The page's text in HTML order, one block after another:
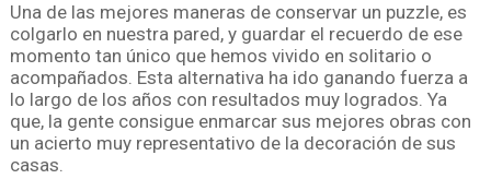
Una de las mejores maneras de conservar un puzzle, es
colgarlo en nuestra pared, y guardar el recuerdo de ese
momento tan único que hemos vivido en solitario o
acompañados. Esta alternativa ha ido ganando fuerza a
lo largo de los años con resultados muy logrados. Ya
que, la gente consigue enmarcar sus mejores obras con
un acierto muy representativo de la decoración de sus
casas.